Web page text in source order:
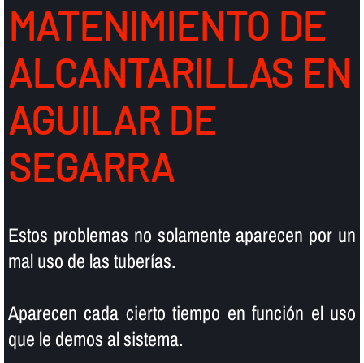
MATENIMIENTO DE
ALCANTARILLAS EN
AGUILAR DE
SEGARRA
Estos problemas no solamente aparecen por un
mal uso de las tuberí­as.
Aparecen cada cierto tiempo en función el uso
que le demos al sistema.